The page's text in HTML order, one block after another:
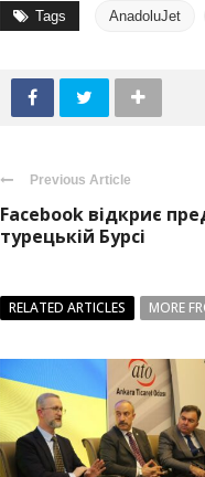
Tags AnadoluJet
Previous Article
Facebook відкриє
турецькій Бурсі
RELATED ARTICLES MORE